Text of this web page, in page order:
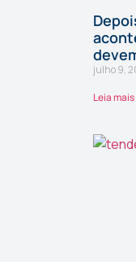
julho 9,
Leia mais